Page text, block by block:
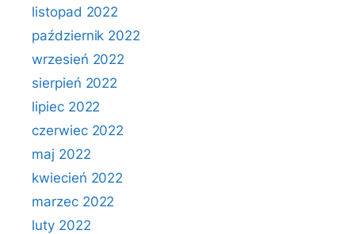
listopad 2022
październik 2022
wrzesień 2022
sierpień 2022
lipiec 2022
czerwiec 2022
maj 2022
kwiecień 2022
marzec 2022
luty 2022